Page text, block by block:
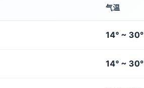
气温
14° ~ 30°
14° ~ 30°